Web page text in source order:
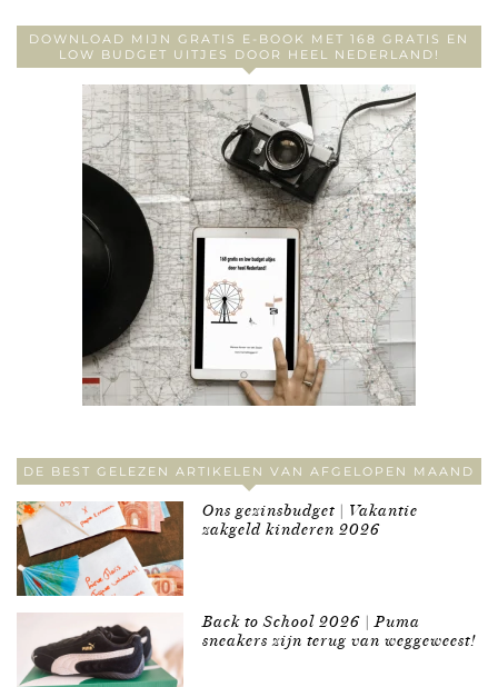
DOWNLOAD MIJN GRATIS E-BOOK MET 168 GRATIS EN
LOW BUDGET UITJES DOOR HEEL NEDERLAND!
DE BEST GELEZEN ARTIKELEN VAN AFGELOPEN MAAND
Ons gezinsbudget | Vakantie
zakgeld kinderen 2026
Back to School 2026 | Puma
sneakers zijn terug van weggeweest!